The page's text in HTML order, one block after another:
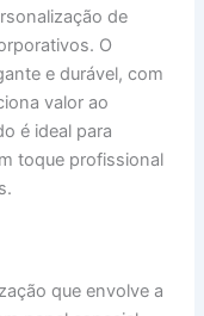
de
O
e durável, com
valor ao
é ideal para
toque profissional
que envolve a